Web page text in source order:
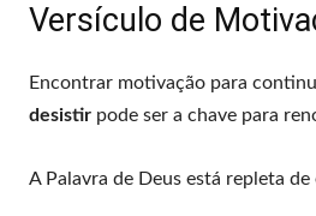
Versículo de
Encontrar motivação para
desistir pode ser a chave para
A Palavra de Deus está repleta